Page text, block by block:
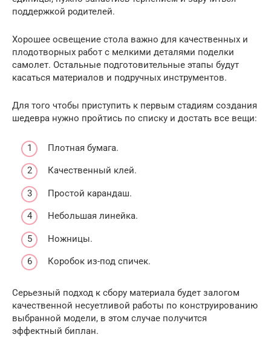
поддержкой родителей.
Хорошее освещение стола важно для качественных и
плодотворных работ с мелкими деталями поделки
самолет. Остальные подготовительные этапы будут
касаться материалов и подручных инструментов.
Для того чтобы приступить к первым стадиям создания
шедевра нужно пройтись по списку и достать все вещи:
Плотная бумага.
Качественный клей.
Простой карандаш.
Небольшая линейка.
Ножницы.
Коробок из-под спичек.
Серьезный подход к сбору материала будет залогом
качественной несуетливой работы по конструированию
выбранной модели, в этом случае получится
эффектный биплан.